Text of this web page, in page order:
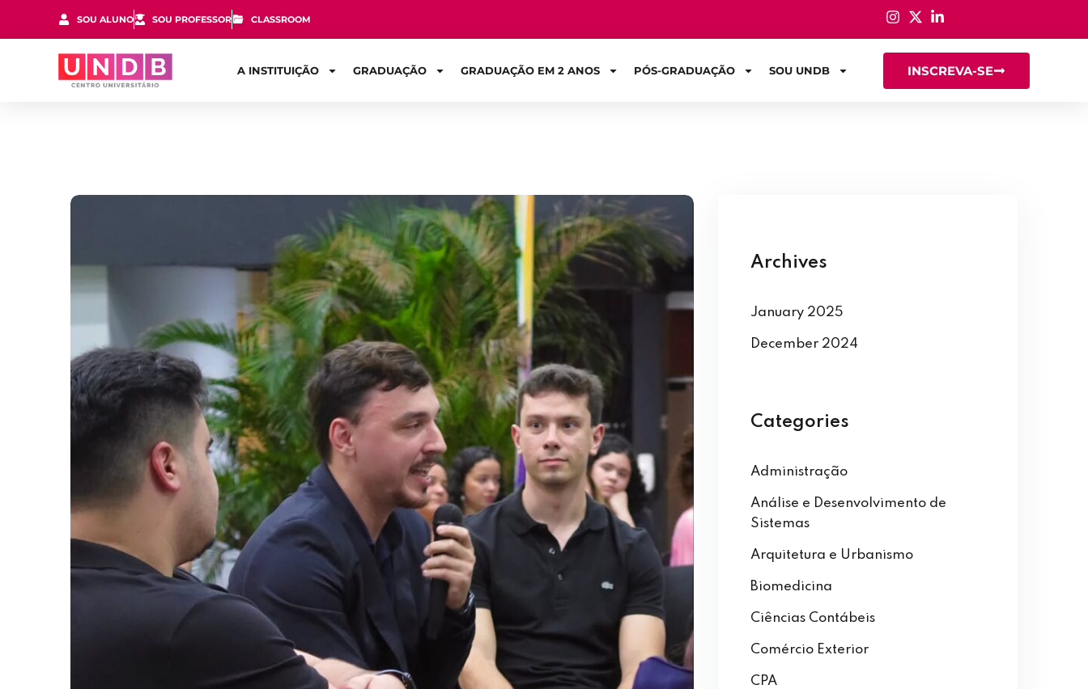
SOU ALUNO SOU PROFESSOR CLASSROOM
A INSTITUIÇÃO GRADUAÇÃO GRADUAÇÃO EM 2 ANOS PÓS-GRADUAÇÃO SOU UNDB INSCREVA-SE
Archives
January 2025
December 2024
Categories
Administração
Análise e Desenvolvimento de
Sistemas
Arquitetura e Urbanismo
Biomedicina
Ciências Contábeis
Comércio Exterior
CPA
Remember me Lost your password?